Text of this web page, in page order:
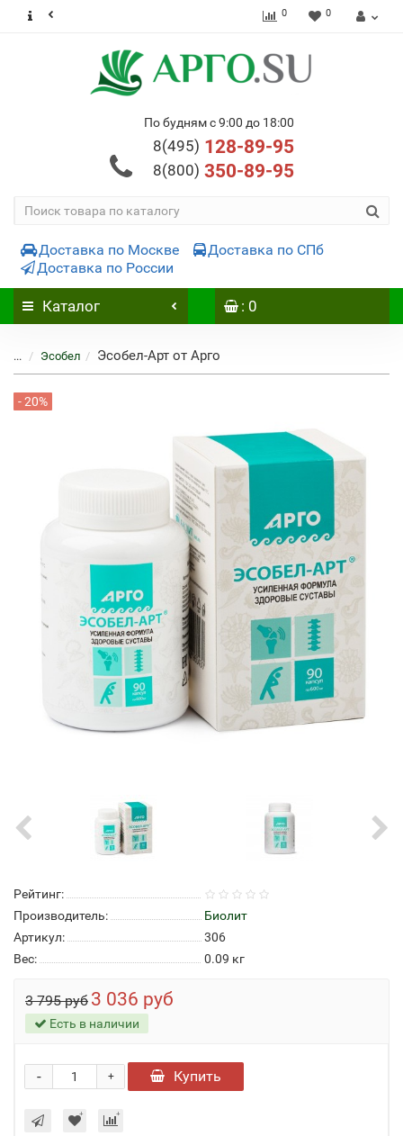
0 0
По будням с 9:00 до 18:00
8(495) 128-89-95
8(800) 350-89-95
Доставка по Москве
Доставка по СПб
Доставка по России
Каталог : 0
... Эсобел Эсобел-Арт от Арго
- 20%
Рейтинг:
Производитель:
Биолит
Артикул:
306
Вес:
0.09 кг
3 795 руб 3 036 руб
Есть в наличии
+
- Купить